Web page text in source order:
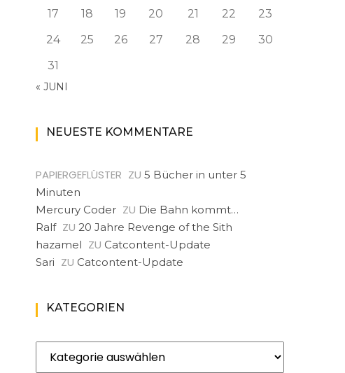
17
18 19 20 21 22
23
24
25 26 27 28 29
30
31
« JUNI
NEUESTE KOMMENTARE
PAPIERGEFLÜSTER ZU 5 Bücher in unter 5
Minuten
Mercury Coder ZU Die Bahn kommt…
Ralf ZU 20 Jahre Revenge of the Sith
hazamel ZU Catcontent-Update
Sari ZU Catcontent-Update
KATEGORIEN
Kategorien